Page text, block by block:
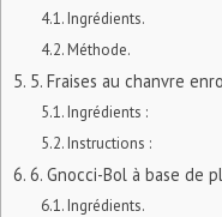
Ingrédients.
Méthode.
5. Fraises au chanvre
Ingrédients :
Instructions :
6. Gnocci-Bol à base de
Ingrédients.